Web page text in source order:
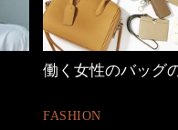
【ワーママのきれ